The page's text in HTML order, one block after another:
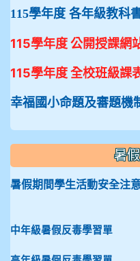
115學年度 各年級教科
115學年度 公開授課網
115學年度 全校班級課
幸福國小命題及審題機
暑
暑假期間學生活動安全注
中年級暑假反毒學習單